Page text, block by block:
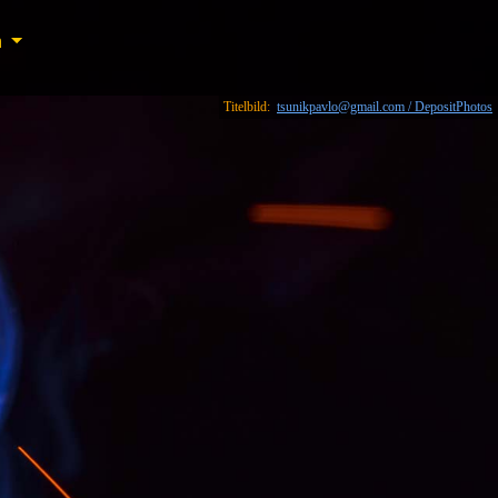
Titelbild: tsunikpavlo@gmail.com / DepositPhotos